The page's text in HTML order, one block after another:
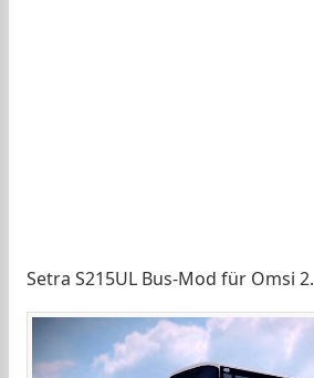
Setra S215UL Bus-Mod für Omsi 2.